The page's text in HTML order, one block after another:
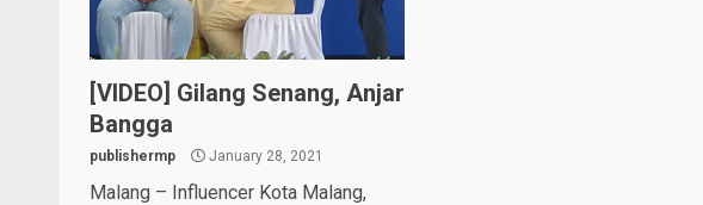
[VIDEO] Gilang Senang, Anjar
Bangga
publishermp January 28, 2021
Malang – Influencer Kota Malang,